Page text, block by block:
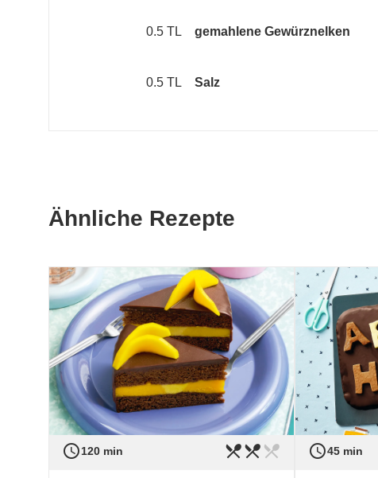
0.5 TL gemahlene Gewürznelken
0.5 TL Salz
Ähnliche Rezepte
access_time120 min
Schwierigkeit mittel
restaurant_menurestaurant_menu restaurant_menu access_time45 min
Schwierigkeit